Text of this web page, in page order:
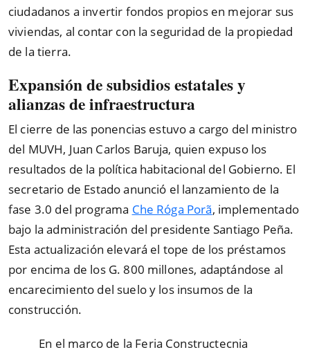
ciudadanos a invertir fondos propios en mejorar sus
viviendas, al contar con la seguridad de la propiedad
de la tierra.
Expansión de subsidios estatales y
alianzas de infraestructura
El cierre de las ponencias estuvo a cargo del ministro
del MUVH, Juan Carlos Baruja, quien expuso los
resultados de la política habitacional del Gobierno. El
secretario de Estado anunció el lanzamiento de la
fase 3.0 del programa Che Róga Porã, implementado
bajo la administración del presidente Santiago Peña.
Esta actualización elevará el tope de los préstamos
por encima de los G. 800 millones, adaptándose al
encarecimiento del suelo y los insumos de la
construcción.
️ En el marco de la Feria Constructecnia